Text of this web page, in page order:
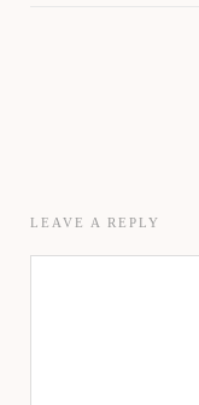
LEAVE A REPLY